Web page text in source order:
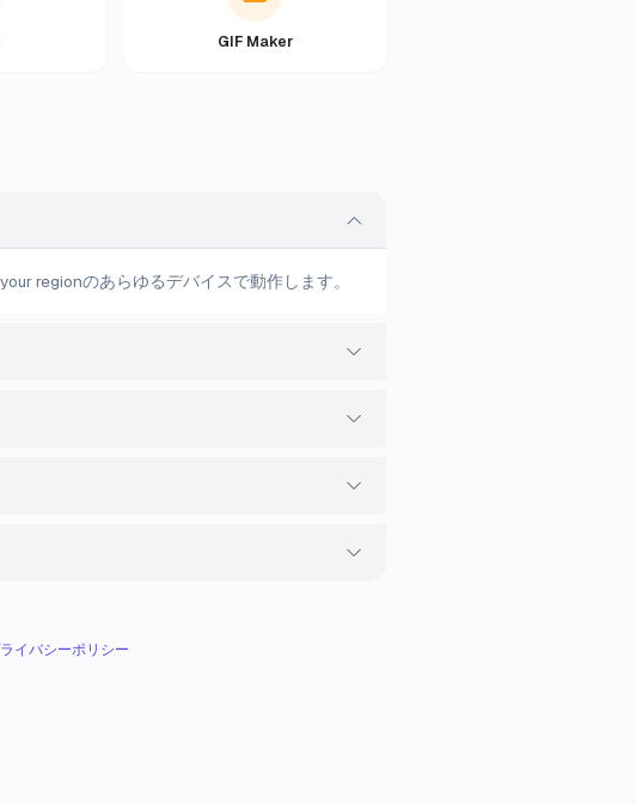
GIF Maker
regionのあらゆるデバイスで動作します。
イバシーポリシー